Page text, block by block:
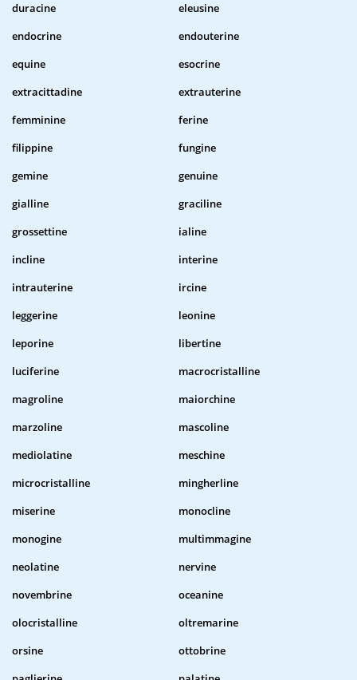
duracine
eleusine
endocrine
endouterine
equine
esocrine
extracittadine
extrauterine
femminine
ferine
filippine
fungine
gemine
genuine
gialline
graciline
grossettine
ialine
incline
interine
intrauterine
ircine
leggerine
leonine
leporine
libertine
luciferine
macrocristalline
magroline
maiorchine
marzoline
mascoline
mediolatine
meschine
microcristalline
mingherline
miserine
monocline
monogine
multimmagine
neolatine
nervine
novembrine
oceanine
olocristalline
oltremarine
orsine
ottobrine